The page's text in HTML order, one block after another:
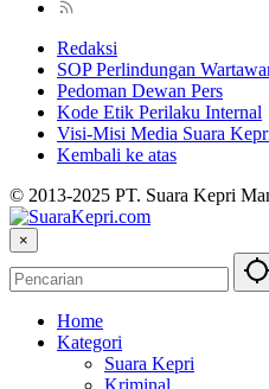
Redaksi
SOP Perlindungan
Pedoman Dewan Pers
Kode Etik Perilaku Internal
Visi-Misi Media Suara
Kembali ke atas
© 2013-2025 PT. Suara Kepri
×
Home
Kategori
Suara Kepri
Kriminal